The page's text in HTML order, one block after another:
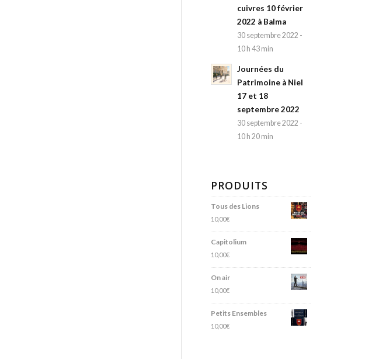
cuivres 10 février
2022 à Balma
30 septembre 2022 -
10 h 43 min
Journées du
Patrimoine à Niel
17 et 18
septembre 2022
30 septembre 2022 -
10 h 20 min
PRODUITS
Tous des Lions
10,00€
Capitolium
10,00€
On air
10,00€
Petits Ensembles
10,00€